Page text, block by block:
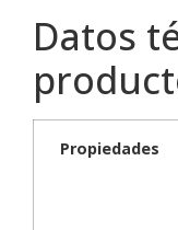
Datos
Propiedades